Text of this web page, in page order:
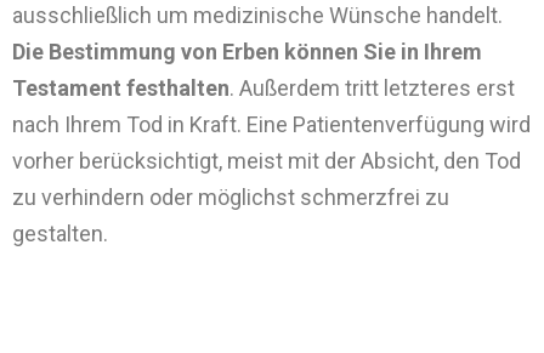
ausschließlich um medizinische Wünsche handelt.
Die Bestimmung von Erben können Sie in Ihrem
Testament festhalten. Außerdem tritt letzteres erst
nach Ihrem Tod in Kraft. Eine Patientenverfügung wird
vorher berücksichtigt, meist mit der Absicht, den Tod
zu verhindern oder möglichst schmerzfrei zu
gestalten.